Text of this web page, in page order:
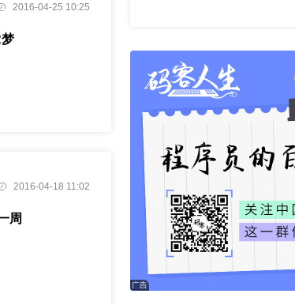
2016-04-25 10:25
2016-04-18 11:02
周